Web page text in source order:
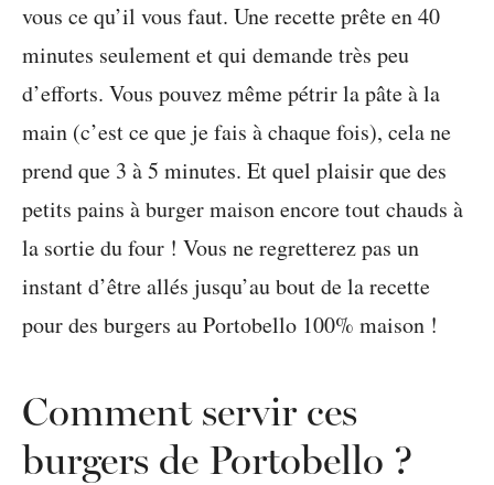
vous ce qu’il vous faut. Une recette prête en 40
minutes seulement et qui demande très peu
d’efforts. Vous pouvez même pétrir la pâte à la
main (c’est ce que je fais à chaque fois), cela ne
prend que 3 à 5 minutes. Et quel plaisir que des
petits pains à burger maison encore tout chauds à
la sortie du four ! Vous ne regretterez pas un
instant d’être allés jusqu’au bout de la recette
pour des burgers au Portobello 100% maison !
Comment servir ces
burgers de Portobello ?